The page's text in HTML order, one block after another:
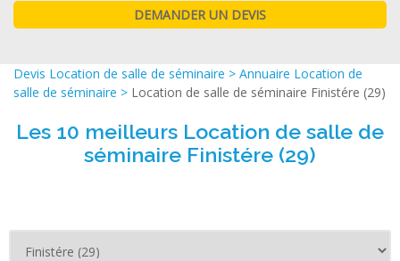
Devis Location de salle de séminaire > Annuaire Location de
salle de séminaire > Location de salle de séminaire Finistére (29)
Les 10 meilleurs Location de salle de
séminaire Finistére (29)